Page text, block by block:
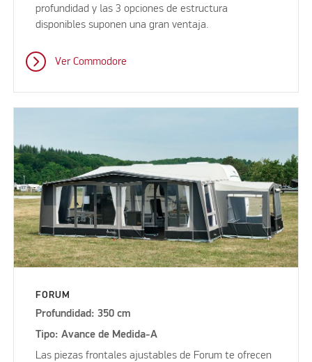
profundidad y las 3 opciones de estructura
disponibles suponen una gran ventaja.
Ver Commodore
FORUM
Profundidad: 350 cm
Tipo: Avance de Medida-A
Las piezas frontales ajustables de Forum te ofrecen